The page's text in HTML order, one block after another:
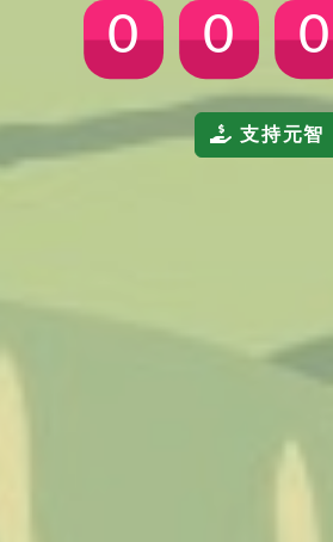
0 0 0
支持元智